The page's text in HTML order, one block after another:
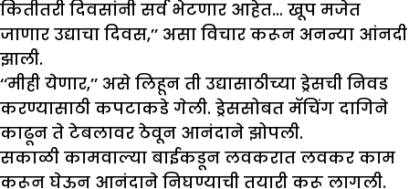
कितीतरी दिवसांनी सर्व भेटणार आहेत… खूप मजेत
जाणार उद्याचा दिवस,’’ असा विचार करून अनन्या आंनदी
झाली.
‘‘मीही येणार,’’ असे लिहून ती उद्यासाठीच्या ड्रेसची निवड
करण्यासाठी कपटाकडे गेली. ड्रेससोबत मॅचिंग दागिने
काढून ते टेबलावर ठेवून आनंदाने झोपली.
सकाळी कामवाल्या बाईकडून लवकरात लवकर काम
करून घेऊन आनंदाने निघण्याची तयारी करू लागली.